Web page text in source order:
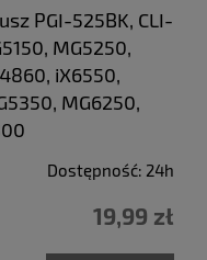
PGI-525BK, CLI-
MG5250,
iX6550,
MG6250,
Dostępność: 24h
19,99 zł